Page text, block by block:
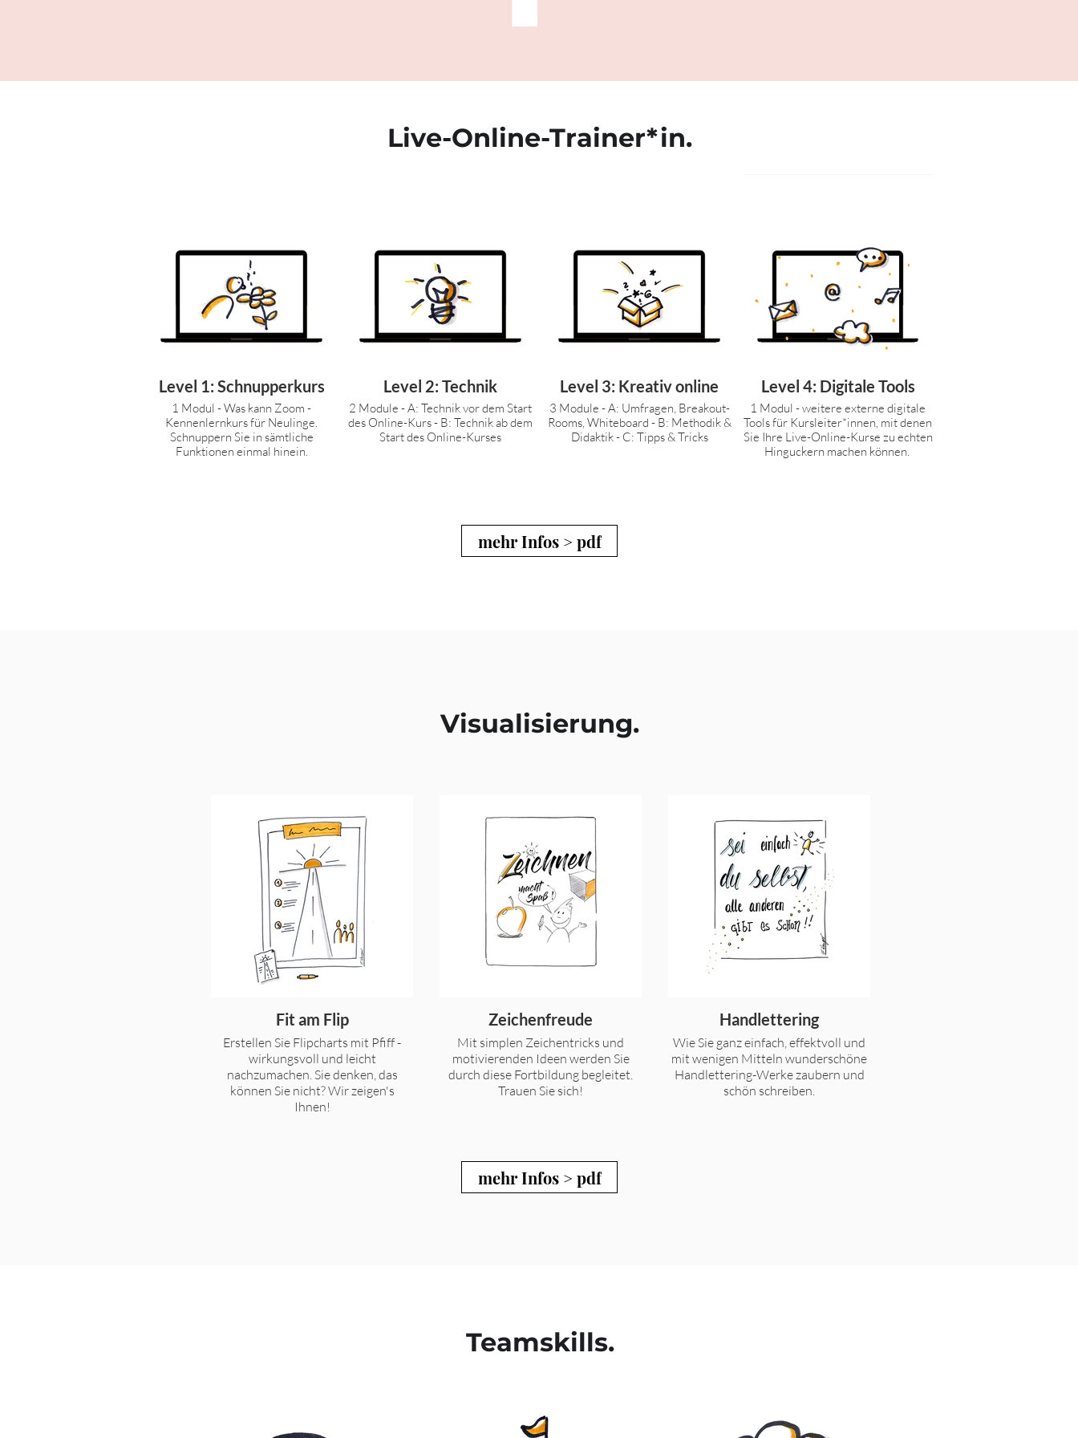
Live-Online-Trainer*in.
Level 1: Schnupperkurs
1 Modul - Was kann Zoom -
Kennenlernkurs für Neulinge.
Schnuppern Sie in sämtliche
Funktionen einmal hinein.
Level 2: Technik
2 Module - A: Technik vor dem Start
des Online-Kurs - B: Technik ab dem
Start des Online-Kurses
Level 3: Kreativ online
3 Module - A: Umfragen, Breakout-
Rooms, Whiteboard - B: Methodik &
Didaktik - C: Tipps & Tricks
Level 4: Digitale Tools
1 Modul - weitere externe digitale
Tools für Kursleiter*innen, mit denen
Sie Ihre Live-Online-Kurse zu echten
Hinguckern machen können.
mehr Infos > pdf
Visualisierung.
Fit am Flip
Erstellen Sie Flipcharts mit Pfiff -
wirkungsvoll und leicht
nachzumachen. Sie denken, das
können Sie nicht? Wir zeigen's
Ihnen!
Zeichenfreude
Mit simplen Zeichentricks und
motivierenden Ideen werden Sie
durch diese Fortbildung begleitet.
Trauen Sie sich!
Handlettering
Wie Sie ganz einfach, effektvoll und
mit wenigen Mitteln wunderschöne
Handlettering-Werke zaubern und
schön schreiben.
mehr Infos > pdf
Teamskills.